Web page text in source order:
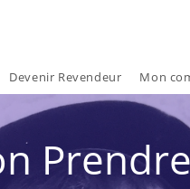
Devenir Revendeur Mon